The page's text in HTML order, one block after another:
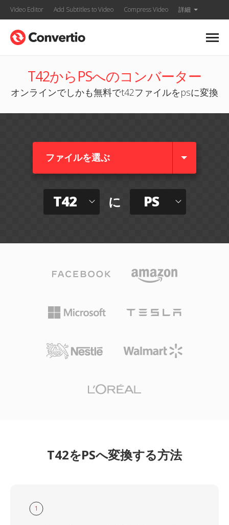
Video Editor Add Subtitles to Video Compress Video 詳細
T42からPSへのコンバーター
オンラインでしかも無料でt42ファイルをpsに変換
ファイルを選ぶ
T42 に PS
T42をPSへ変換する方法
1